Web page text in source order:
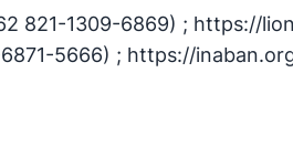
821-1309-6869) ; https://
5666) ; https://